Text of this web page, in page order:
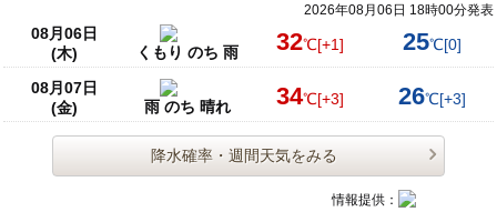
2026年08月06日 18時00分発表
08月06日
(木)
くもり のち 雨 32℃[+1] 25℃[0]
08月07日
(金)
雨 のち 晴れ 34℃[+3] 26℃[+3]
降水確率・週間天気をみる
情報提供：